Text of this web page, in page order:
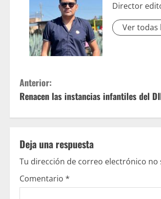
Director
Ver todas
S
i
g
u
e
l
Anterior:
Renacen las instancias infantiles del
Deja una respuesta
Tu dirección de correo electrónico no
Comentario *